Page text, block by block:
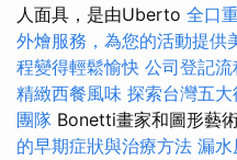
人面具，是由Uberto 全口
外燴服務，為您的活動提供
程變得輕鬆愉快 公司登記
精緻西餐風味 探索台灣五
團隊 Bonetti畫家和圖形藝
的早期症狀與治療方法 漏水